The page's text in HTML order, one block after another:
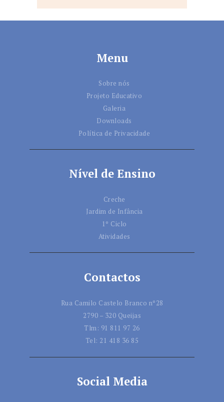
Menu
Sobre nós
Projeto Educativo
Galeria
Downloads
Política de Privacidade
Nível de Ensino
Creche
Jardim de Infância
1º Ciclo
Atividades
Contactos
Rua Camilo Castelo Branco nº28
2790 – 320 Queijas
Tlm: 91 811 97 26
Tel: 21 418 36 85
Social Media